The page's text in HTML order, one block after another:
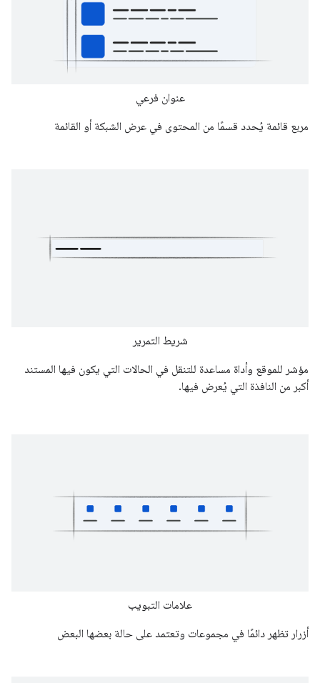
عنوان فرعي
مربع قائمة يُحدد قسمًا من المحتوى في عرض الشبكة أو القائمة
شريط التمرير
مؤشر للموقع وأداة مساعدة للتنقل في الحالات التي يكون فيها المستند
أكبر من النافذة التي يُعرض فيها.
علامات التبويب
أزرار تظهر دائمًا في مجموعات وتعتمد على حالة بعضها البعض